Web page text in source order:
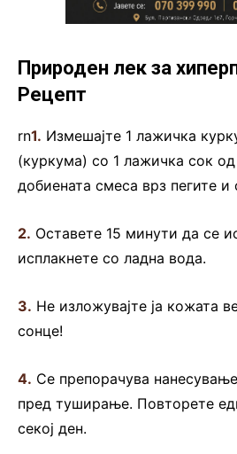
Природен лек за
Рецепт
rn1. Измешајте 1 лажичка
(куркума) со 1 лажичка сок
добиената смеса врз пегите и
2. Оставете 15 минути да се
исплакнете со ладна вода.
3. Не изложувајте ја кожата
сонце!
4. Се препорачува
пред туширање. Повторете
секој ден.